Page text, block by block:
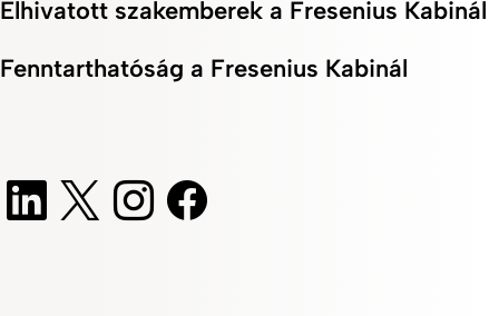
Elhivatott szakemberek a Fresenius Kabinál
Fenntarthatóság a Fresenius Kabinál